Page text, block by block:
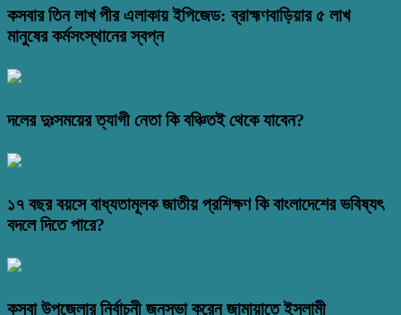
কসবার তিন লাখ পীর এলাকায় ইপিজেড: ব্রাহ্মণবাড়িয়ার ৫ লাখ
মানুষের কর্মসংস্থানের স্বপ্ন
দলের দুঃসময়ের ত্যাগী নেতা কি বঞ্চিতই থেকে যাবেন?
১৭ বছর বয়সে বাধ্যতামূলক জাতীয় প্রশিক্ষণ কি বাংলাদেশের ভবিষ্যৎ
বদলে দিতে পারে?
কসবা উপজেলার নির্বাচনী জনসভা করেন জামায়াতে ইসলামী